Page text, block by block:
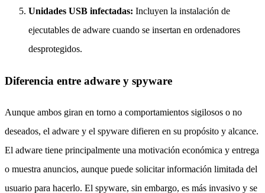
Unidades USB infectadas: Incluyen la instalación de
ejecutables de adware cuando se insertan en ordenadores
desprotegidos.
Diferencia entre adware y spyware
Aunque ambos giran en torno a comportamientos sigilosos o no
deseados, el adware y el spyware difieren en su propósito y alcance.
El adware tiene principalmente una motivación económica y entrega
o muestra anuncios, aunque puede solicitar información limitada del
usuario para hacerlo. El spyware, sin embargo, es más invasivo y se